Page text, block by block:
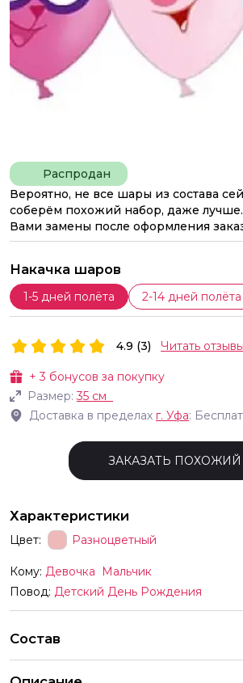
Распродан
Вероятно, не все шары из состава
соберём похожий набор, даже лучше.
Вами замены после оформления
Накачка шаров
1-5 дней полёта 2-14 дней полёта
+3 бонусов за покупку
Размер:35 см
Доставка в пределах г. Уфа:
4.9 (3) Читать отзывы
ЗАКАЗАТЬ ПОХОЖИЙ
Характеристики
Цвет: Разноцветный
Кому: Девочка
Мальчик
Повод: Детский День Рождения
Состав